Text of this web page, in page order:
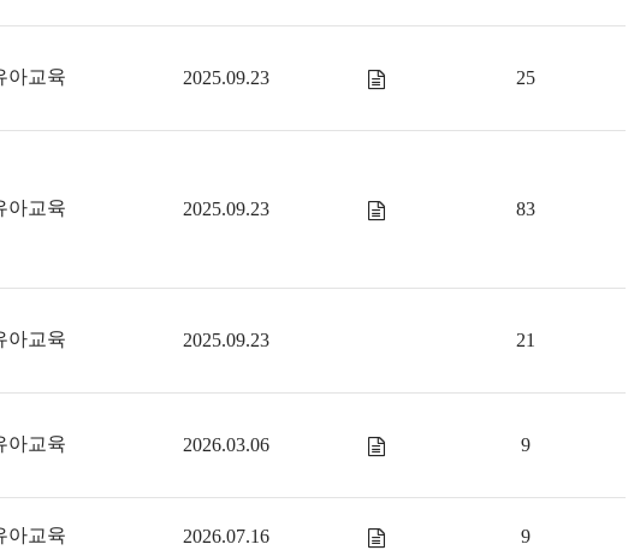
아교육 2025.09.23 25
아교육 2025.09.23 83
아교육 2025.09.23 21
아교육 2026.03.06 9
아교육 2026.07.16 9